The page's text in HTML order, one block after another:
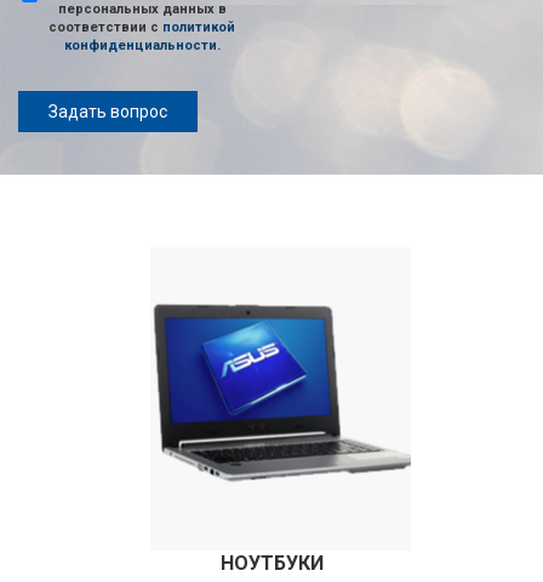
персональных данных в
соответствии с политикой
конфиденциальности.
Задать вопрос
НОУТБУКИ